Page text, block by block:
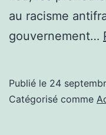
au racisme
gouvernement…
Publié le 24
Catégorisé comme